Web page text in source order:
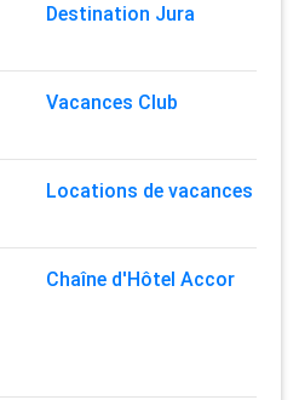
Destination Jura
Vacances Club
Locations de vacances
Chaîne d'Hôtel Accor